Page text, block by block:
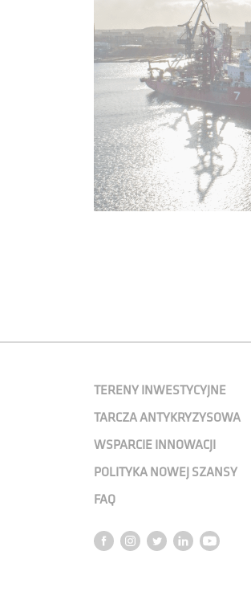
TERENY INWESTYCYJNE
TARCZA ANTYKRYZYSOWA
WSPARCIE INNOWACJI
POLITYKA NOWEJ SZANSY
FAQ